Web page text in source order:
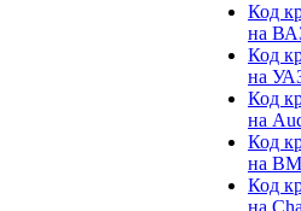
Код
на
Код
на
Код
на
Код
на
Код
на